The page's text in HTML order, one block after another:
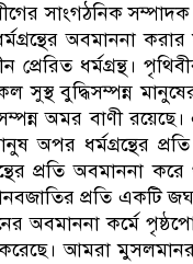
সাংগঠনিক
অবমাননা
ধর্মগ্রন্থ।
বুদ্ধিসম্পন্ন
অমর বাণী রয়েছে।
অপর ধর্মগ্রন্থের
প্রতি অবমাননা
প্রতি একটি
অবমাননা কর্মে
আমরা মুসলমানরা